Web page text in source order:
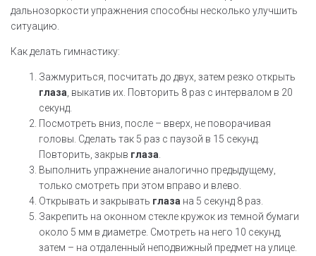
дальнозоркости упражнения способны несколько улучшить
ситуацию.
Как делать гимнастику:
Зажмуриться, посчитать до двух, затем резко открыть
глаза , выкатив их. Повторить 8 раз с интервалом в 20
секунд.
Посмотреть вниз, после – вверх, не поворачивая
головы. Сделать так 5 раз с паузой в 15 секунд.
Повторить, закрыв глаза
Выполнить упражнение аналогично предыдущему,
только смотреть при этом вправо и влево.
Открывать и закрывать глаза на 5 секунд 8 раз.
Закрепить на оконном стекле кружок из темной бумаги
около 5 мм в диаметре. Смотреть на него 10 секунд,
затем – на отдаленный неподвижный предмет на улице.